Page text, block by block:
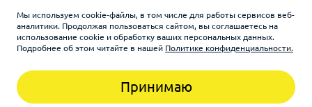
Мы используем cookie-файлы, в том числе для работы сервисов веб-
аналитики. Продолжая пользоваться сайтом, вы соглашаетесь на
использование cookie и обработку ваших персональных данных.
Подробнее об этом читайте в нашей Политике конфиденциальности.
Принимаю
8 (8342) 272-275 магазин
Зооцентр «Счастливый слон», 2026